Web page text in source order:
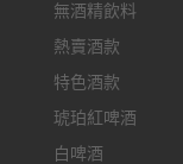
無酒精飲料
熱賣酒款
特色酒款
琥珀紅啤酒
白啤酒